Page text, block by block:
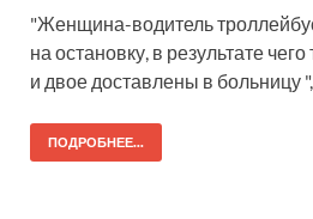
"Женщина-водитель
на остановку, в результате
и двое доставлены в
ПОДРОБНЕЕ...